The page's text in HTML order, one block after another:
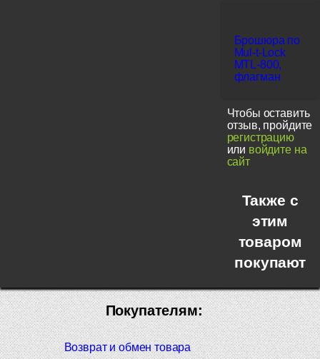
Брошюра по
Mul-t-Lock
MTL-800,
флагман
Чтобы оставить
отзыв, пройдите
регистрацию
или войдите на
сайт
Также с
этим
товаром
покупают
Покупателям:
Возврат и обмен товара